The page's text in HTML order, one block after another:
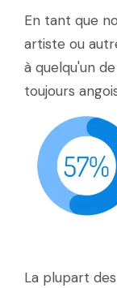
En tant que
artiste ou
à quelqu'un
toujours
La plupart